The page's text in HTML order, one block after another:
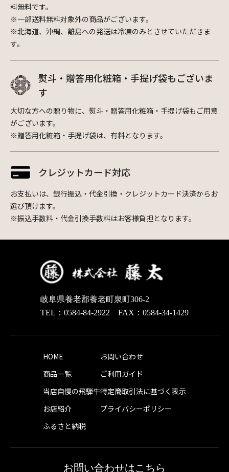
料無料です。
※一部送料無料対象外の商品がございます。
※北海道、沖縄、離島への発送は冷凍のみとさせていただきま
す。
熨斗・贈答用化粧箱・手提げ袋もございま
す
大切な方への贈り物に、熨斗・贈答用化粧箱・手提げ袋もご用意
がございます。
※贈答用化粧箱・手提げ袋は、有料となります。
クレジットカード対応
お支払いは、銀行振込・代金引換・クレジットカード決済からお
選び頂けます。
※振込手数料・代金引換手数料はお客様負担となります。
岐阜県養老郡養老町泉町306-2
TEL：0584-84-2922 FAX：0584-34-1429
HOME
商品一覧
当店自慢の飛騨牛
お店紹介
ふるさと納税
お問い合わせ
ご利用ガイド
特定商取引法に基づく表示
プライバシーポリシー
お問い合わせはこちら